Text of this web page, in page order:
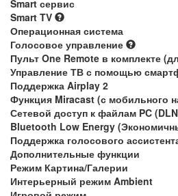
Smart сервис
Smart TV
Операционная система
Голосовое управление
Пульт One Remote в комплекте
Управление ТВ с помощью
Поддержка Airplay 2
Функция Miracast (с мобильного
Сетевой доступ к файлам PC
Bluetooth Low Energy
Поддержка голосового
Дополнительные функции
Режим Картина/Галерии
Интерьерный режим Ambient